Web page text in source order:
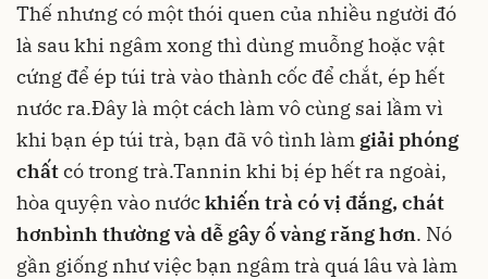
Thế nhưng có một thói quen của nhiều người đó
là sau khi ngâm xong thì dùng muỗng hoặc vật
cứng để ép túi trà vào thành cốc để chắt, ép hết
nước ra.Đây là một cách làm vô cùng sai lầm vì
khi bạn ép túi trà, bạn đã vô tình làm giải phóng
chấtcó trong trà.Tannin khi bị ép hết ra ngoài,
hòa quyện vào nướckhiến trà có vị đắng, chát
hơnbình thường và dễ gây ố vàng răng hơn. Nó
gần giống như việc bạn ngâm trà quá lâu và làm